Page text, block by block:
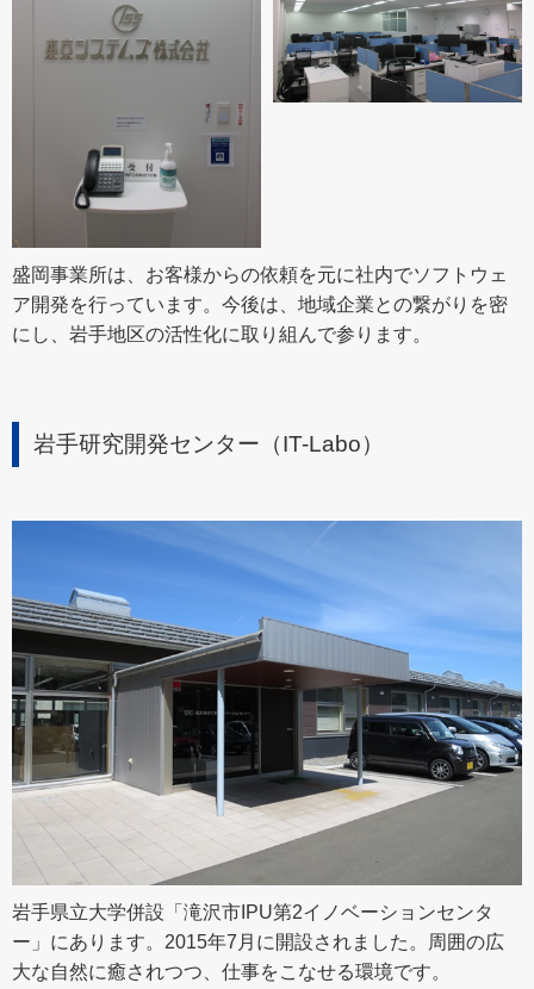
盛岡事業所は、お客様からの依頼を元に社内でソフトウェ
ア開発を行っています。今後は、地域企業との繋がりを密
にし、岩手地区の活性化に取り組んで参ります。
岩手研究開発センター（IT-Labo）
岩手県立大学併設「滝沢市IPU第2イノベーションセンタ
ー」にあります。2015年7月に開設されました。周囲の広
大な自然に癒されつつ、仕事をこなせる環境です。